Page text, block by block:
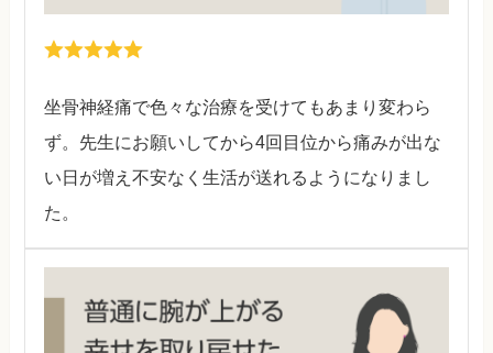
坐骨神経痛で色々な治療を受けてもあまり変わら
ず。先生にお願いしてから4回目位から痛みが出な
い日が増え不安なく生活が送れるようになりまし
た。